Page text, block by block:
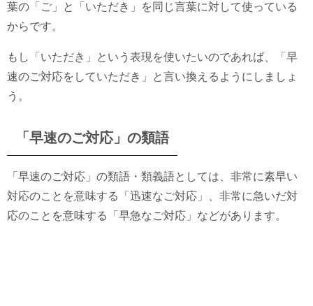
葉の「ご」と「いただき」を同じ言葉に対して使っている
からです。
もし「いただき」という表現を使いたいのであれば、「早
速のご対応をしていただき」と言い換えるようにしましょ
う。
「早速のご対応」の類語
「早速のご対応」の類語・類義語としては、非常に素早い
対応のことを意味する「迅速なご対応」、非常に急いだ対
応のことを意味する「早急なご対応」などがあります。